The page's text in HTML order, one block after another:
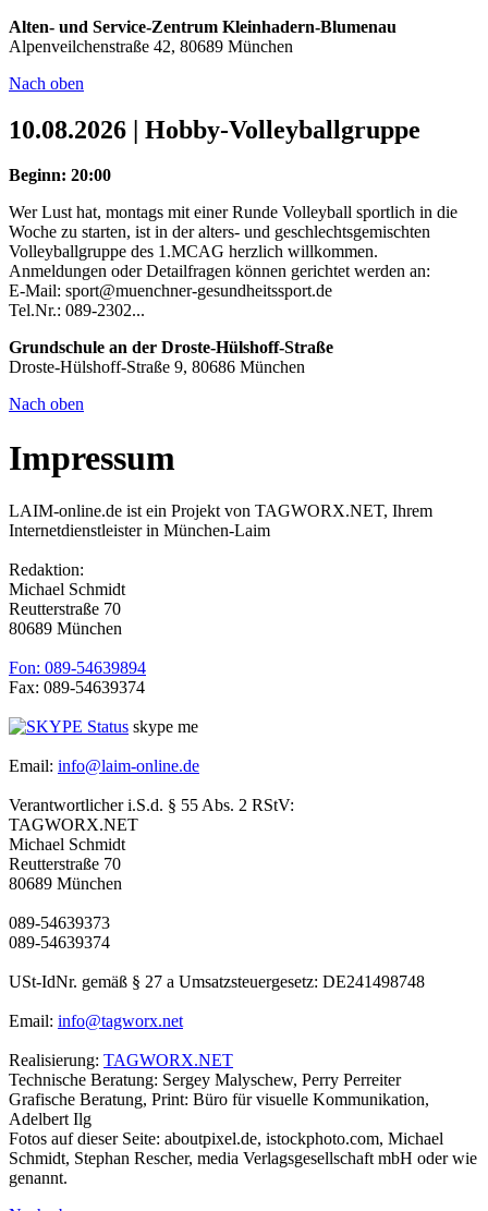
Alten- und Service-Zentrum Kleinhadern-Blumenau
Alpenveilchenstraße 42, 80689 München
Nach oben
10.08.2026 | Hobby-Volleyballgruppe
Beginn: 20:00
Wer Lust hat, montags mit einer Runde Volleyball sportlich in die
Woche zu starten, ist in der alters- und geschlechtsgemischten
Volleyballgruppe des 1.MCAG herzlich willkommen.
Anmeldungen oder Detailfragen können gerichtet werden an:
E-Mail: sport@muenchner-gesundheitssport.de
Tel.Nr.: 089-2302...
Grundschule an der Droste-Hülshoff-Straße
Droste-Hülshoff-Straße 9, 80686 München
Nach oben
Impressum
LAIM-online.de ist ein Projekt von TAGWORX.NET, Ihrem
Internetdienstleister in München-Laim
Redaktion:
Michael Schmidt
Reutterstraße 70
80689 München
Fon: 089-54639894
Fax: 089-54639374
skype me
Email: info@laim-online.de
Verantwortlicher i.S.d. § 55 Abs. 2 RStV:
TAGWORX.NET
Michael Schmidt
Reutterstraße 70
80689 München
089-54639373
089-54639374
USt-IdNr. gemäß § 27 a Umsatzsteuergesetz: DE241498748
Email: info@tagworx.net
Realisierung: TAGWORX.NET
Technische Beratung: Sergey Malyschew, Perry Perreiter
Grafische Beratung, Print: Büro für visuelle Kommunikation,
Adelbert Ilg
Fotos auf dieser Seite: aboutpixel.de, istockphoto.com, Michael
Schmidt, Stephan Rescher, media Verlagsgesellschaft mbH oder wie
genannt.